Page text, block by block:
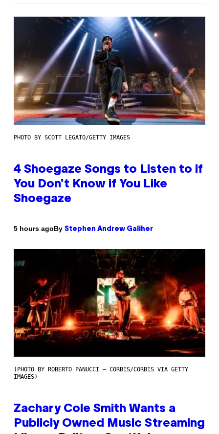
PHOTO BY SCOTT LEGATO/GETTY IMAGES
4 Shoegaze Songs to Listen to if
You Don’t Know if You Like
Shoegaze
5 hours agoBy Stephen Andrew Galiher
(PHOTO BY ROBERTO PANUCCI – CORBIS/CORBIS VIA GETTY
IMAGES)
Zachary Cole Smith Wants a
Publicly Owned Music Streaming